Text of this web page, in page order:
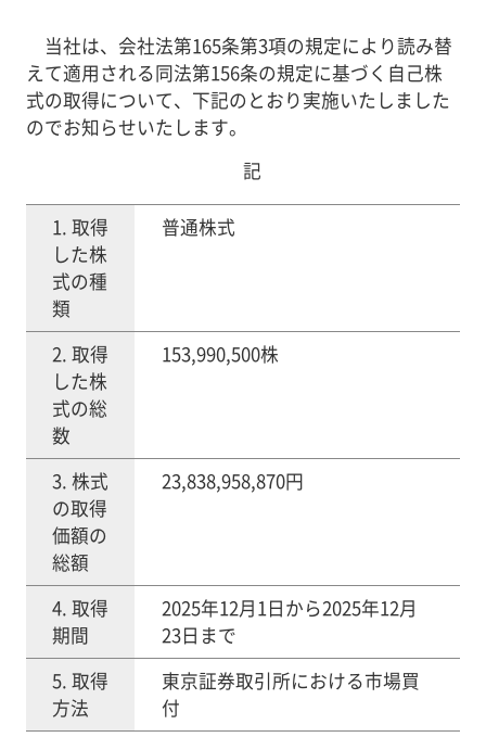
当社は、会社法第165条第3項の規定により読み替
えて適用される同法第156条の規定に基づく自己株
式の取得について、下記のとおり実施いたしました
のでお知らせいたします。
記
1. 取得
した株
式の種
類
普通株式
2. 取得
した株
式の総
数
153,990,500株
3. 株式
の取得
価額の
総額
23,838,958,870円
4. 取得
期間
2025年12月1日から2025年12月
23日まで
5. 取得
方法
東京証券取引所における市場買
付